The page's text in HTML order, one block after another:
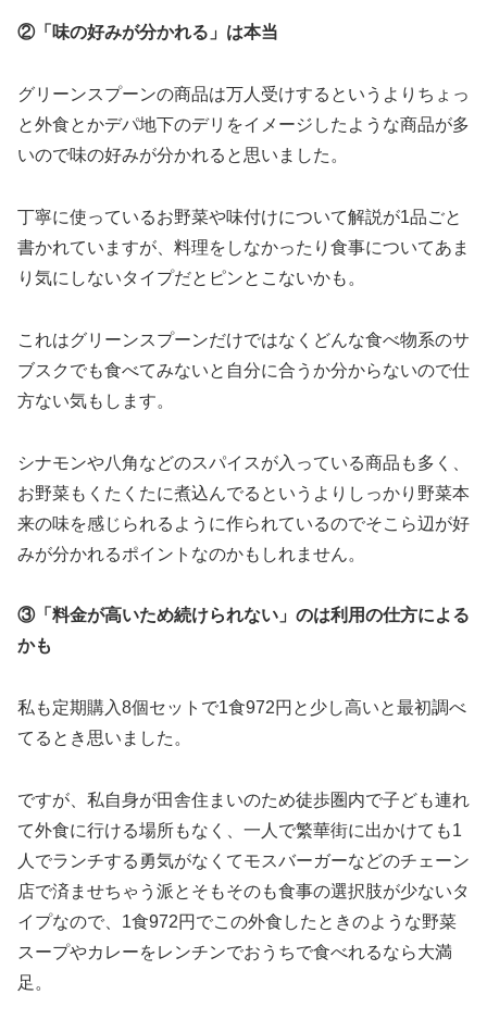
②「味の好みが分かれる」は本当
グリーンスプーンの商品は万人受けするというよりちょっ
と外食とかデパ地下のデリをイメージしたような商品が多
いので味の好みが分かれると思いました。
丁寧に使っているお野菜や味付けについて解説が1品ごと
書かれていますが、料理をしなかったり食事についてあま
り気にしないタイプだとピンとこないかも。
これはグリーンスプーンだけではなくどんな食べ物系のサ
ブスクでも食べてみないと自分に合うか分からないので仕
方ない気もします。
シナモンや八角などのスパイスが入っている商品も多く、
お野菜もくたくたに煮込んでるというよりしっかり野菜本
来の味を感じられるように作られているのでそこら辺が好
みが分かれるポイントなのかもしれません。
③「料金が高いため続けられない」のは利用の仕方による
かも
私も定期購入8個セットで1食972円と少し高いと最初調べ
てるとき思いました。
ですが、私自身が田舎住まいのため徒歩圏内で子ども連れ
て外食に行ける場所もなく、一人で繁華街に出かけても1
人でランチする勇気がなくてモスバーガーなどのチェーン
店で済ませちゃう派とそもそのも食事の選択肢が少ないタ
イプなので、1食972円でこの外食したときのような野菜
スープやカレーをレンチンでおうちで食べれるなら大満
足。